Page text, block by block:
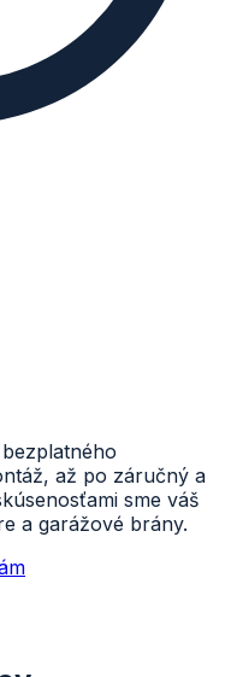
až po záručný a
sme váš
a garážové brány.